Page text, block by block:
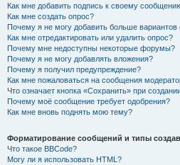
Как мне добавить подпись к своему
Как мне создать опрос?
Почему я не могу добавить больше вариантов
Как мне отредактировать или удалить опрос?
Почему мне недоступны некоторые форумы?
Почему я не могу добавлять вложения?
Почему я получил предупреждение?
Как мне пожаловаться на сообщения
Что означает кнопка «Сохранить» при
Почему моё сообщение требует одобрения?
Как мне вновь поднять мою тему?
Форматирование сообщений и типы
Что такое BBCode?
Могу ли я использовать HTML?